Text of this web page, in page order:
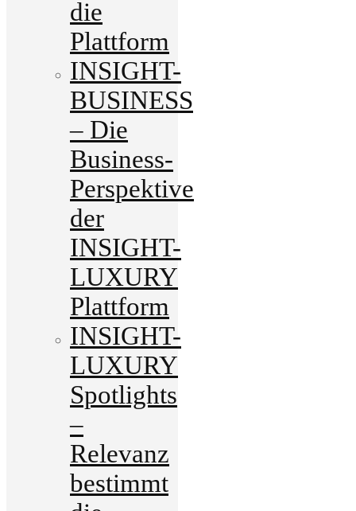
die
Plattform
INSIGHT-
BUSINESS
– Die
Business-
Perspektive
der
INSIGHT-
LUXURY
Plattform
INSIGHT-
LUXURY
Spotlights
–
Relevanz
bestimmt